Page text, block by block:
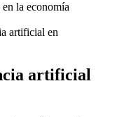
la economía
artificial en
artificial